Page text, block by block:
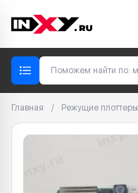
Главная / Режущие плоттеры